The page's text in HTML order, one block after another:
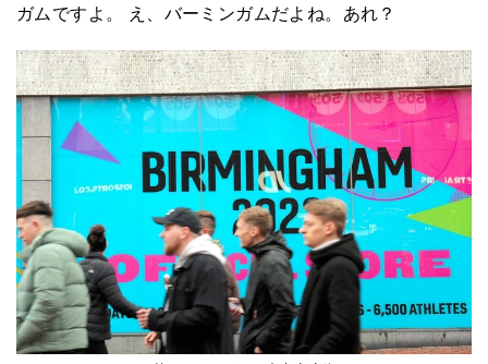
ガムですよ。 え、バーミンガムだよね。あれ？